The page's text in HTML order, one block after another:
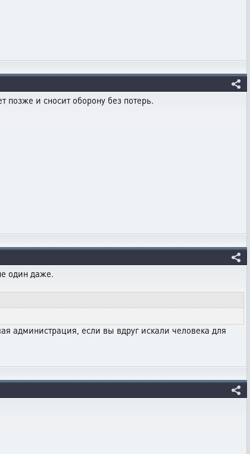
позже и сносит оборону без потерь.
один даже.
если вы вдруг искали человека для